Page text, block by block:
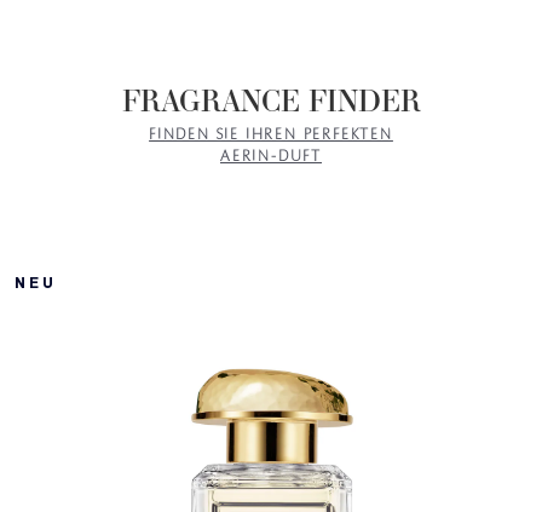
FRAGRANCE FINDER
FINDEN SIE IHREN PERFEKTEN
AERIN-DUFT
NEU